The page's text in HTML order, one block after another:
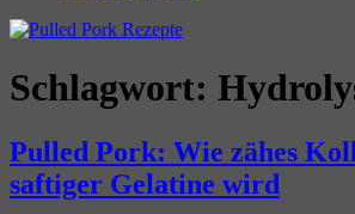
Schlagwort:
Pulled Pork: Wie zähes
saftiger Gelatine wird